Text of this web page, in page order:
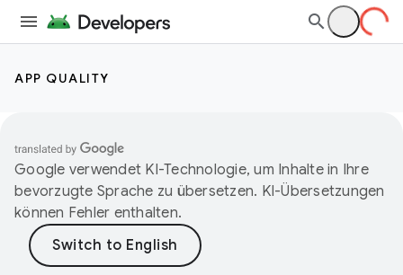
APP QUALITY
Google verwendet KI-Technologie, um Inhalte in Ihre
bevorzugte Sprache zu übersetzen. KI-Übersetzungen
können Fehler enthalten.